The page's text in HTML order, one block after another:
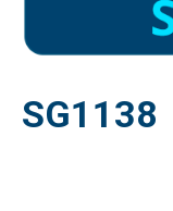
SG1138